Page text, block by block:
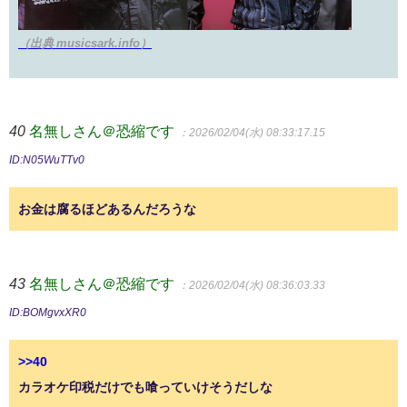
（出典 musicsark.info）
40 名無しさん＠恐縮です ：2026/02/04(水) 08:33:17.15
ID:N05WuTTv0
お金は腐るほどあるんだろうな
43 名無しさん＠恐縮です ：2026/02/04(水) 08:36:03.33
ID:BOMgvxXR0
>>40
カラオケ印税だけでも喰っていけそうだしな